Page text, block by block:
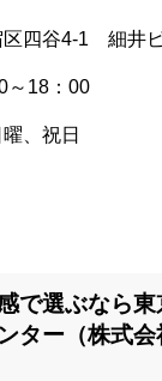
区四谷4-1 細井
～18：00
、祝日
で選ぶなら
ター（株式